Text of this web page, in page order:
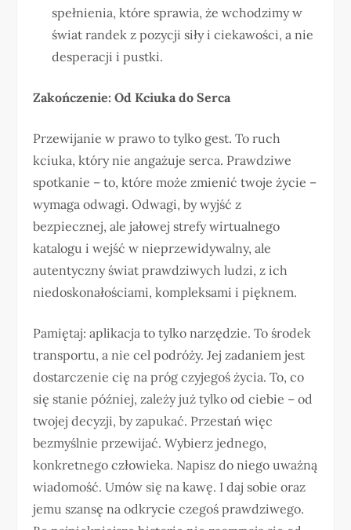
spełnienia, które sprawia, że wchodzimy w
świat randek z pozycji siły i ciekawości, a nie
desperacji i pustki.
Zakończenie: Od Kciuka do Serca
Przewijanie w prawo to tylko gest. To ruch
kciuka, który nie angażuje serca. Prawdziwe
spotkanie – to, które może zmienić twoje życie –
wymaga odwagi. Odwagi, by wyjść z
bezpiecznej, ale jałowej strefy wirtualnego
katalogu i wejść w nieprzewidywalny, ale
autentyczny świat prawdziwych ludzi, z ich
niedoskonałościami, kompleksami i pięknem.
Pamiętaj: aplikacja to tylko narzędzie. To środek
transportu, a nie cel podróży. Jej zadaniem jest
dostarczenie cię na próg czyjegoś życia. To, co
się stanie później, zależy już tylko od ciebie – od
twojej decyzji, by zapukać. Przestań więc
bezmyślnie przewijać. Wybierz jednego,
konkretnego człowieka. Napisz do niego uważną
wiadomość. Umów się na kawę. I daj sobie oraz
jemu szansę na odkrycie czegoś prawdziwego.